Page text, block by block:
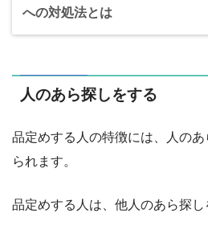
への対処法とは
人のあら探しをする
品定めする人の特徴には、人の
られます。
品定めする人は、他人のあら探し